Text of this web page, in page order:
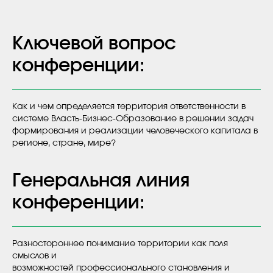
Ключевой вопрос
конференции:
Как и чем определяется территория ответственности в
системе Власть-Бизнес-Образование в решении задач
формирования и реализации человеческого капитала в
регионе, стране, мире?
Генеральная линия
конференции:
Разностороннее понимание территории как поля
смыслов и
возможностей профессионального становления и